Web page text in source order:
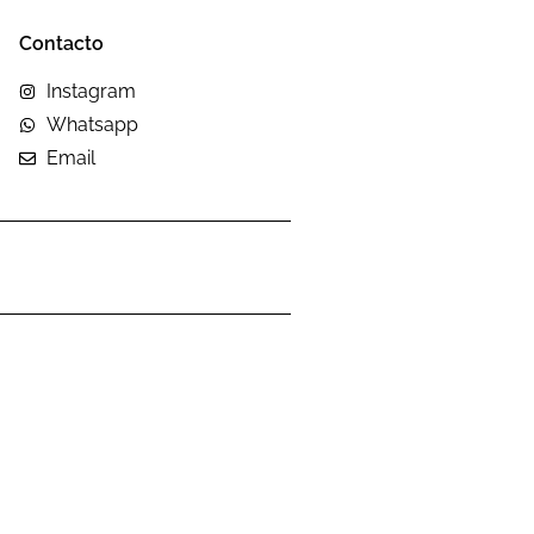
Contacto
Instagram
Whatsapp
Email